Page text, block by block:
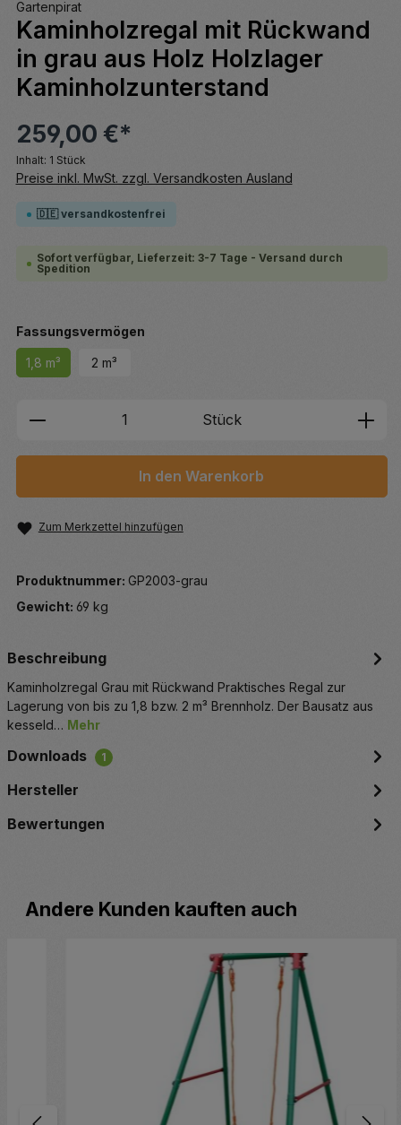
Gartenpirat
Kaminholzregal mit Rückwand
in grau aus Holz Holzlager
Kaminholzunterstand
259,00 €*
Inhalt: 1 Stück
Preise inkl. MwSt. zzgl. Versandkosten Ausland
🇩🇪 versandkostenfrei
Sofort verfügbar, Lieferzeit: 3-7 Tage - Versand durch
Spedition
Fassungsvermögenauswählen
1,8 m³ 2 m³
Produkt Anzahl: Gib den
Stück
In den Warenkorb
Zum Merkzettel hinzufügen
Produktnummer: GP2003-grau
Gewicht: 69 kg
Beschreibung
Kaminholzregal Grau mit Rückwand Praktisches Regal zur
Lagerung von bis zu 1,8 bzw. 2 m³ Brennholz. Der Bausatz aus
kesseld… Mehr
Downloads 1
Hersteller
Bewertungen
Produktgalerie überspringen
Andere Kunden kauften auch